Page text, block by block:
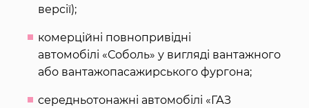
версії);
комерційні повнопривідні
автомобілі «Соболь» у вигляді вантажного
або вантажопасажирського фургона;
середньотонажні автомобілі «ГАЗ